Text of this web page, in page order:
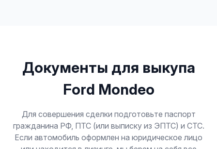
Документы для выкупа
Ford Mondeo
Для совершения сделки подготовьте паспорт
гражданина РФ, ПТС (или выписку из ЭПТС) и СТС.
Если автомобиль оформлен на юридическое лицо